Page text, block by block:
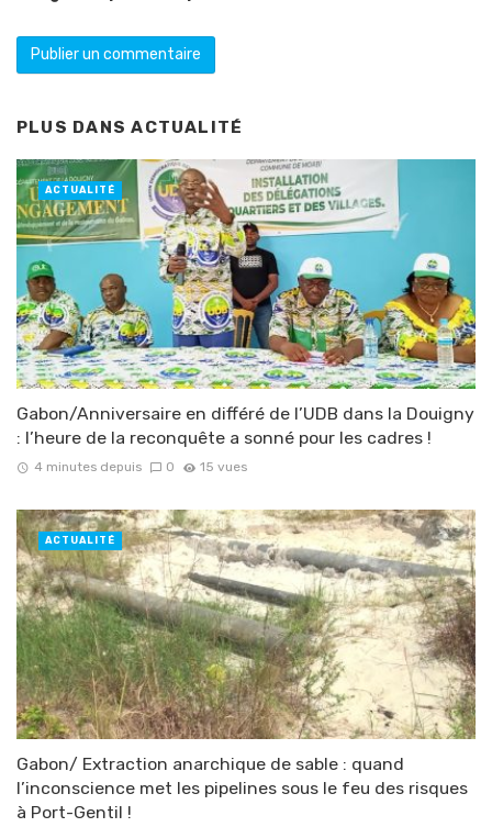
PLUS DANSACTUALITÉ
Gabon/Anniversaire en différé de l’UDB dans la Douigny
: l’heure de la reconquête a sonné pour les cadres !
4 minutes depuis 0 15 vues
ACTUALITÉ
Gabon/ Extraction anarchique de sable : quand
l’inconscience met les pipelines sous le feu des risques
à Port-Gentil !
ACTUALITÉ